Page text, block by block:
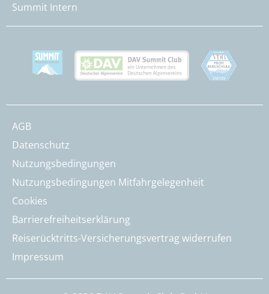
Summit Intern
AGB
Datenschutz
Nutzungsbedingungen
Nutzungsbedingungen Mitfahrgelegenheit
Cookies
Barrierefreiheitserklärung
Reiserücktritts-Versicherungsvertrag widerrufen
Impressum